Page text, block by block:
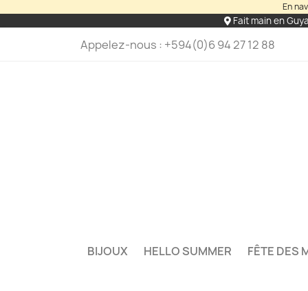
En
Fait main en
Appelez-nous : +594(0)6 94 27 12 88
BIJOUX HELLO SUMMER FÊTE DES